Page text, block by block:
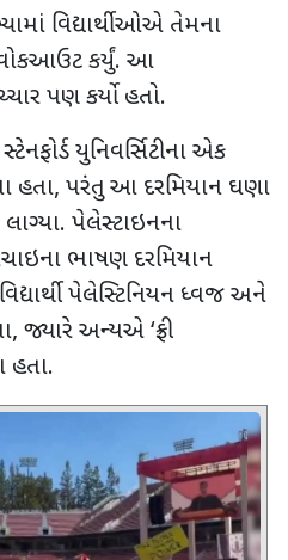
વિદ્યાર્થીઓએ તેમના
વોકઆઉટ કર્યું. આ
પણ કર્યો હતો.
યુનિવર્સિટીના એક
હતા, પરંતુ આ દરમિયાન ઘણા
લાગ્યા. પેલેસ્ટાઇનના
ભાષણ દરમિયાન
પેલેસ્ટિનિયન ધ્વજ અને
, જ્યારે અન્યએ‘ફ્રી
હતા.